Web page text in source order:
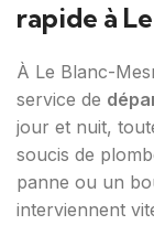
rapide à
À Le Blanc-
service de
jour et nuit,
soucis de
panne ou un
interviennent